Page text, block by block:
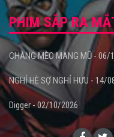
PHIM SẮP RA
CHÀNG MÈO MANG MŨ - 06/
NGHỈ HÈ SỢ NGHỈ HƯU - 14/
Digger - 02/10/2026